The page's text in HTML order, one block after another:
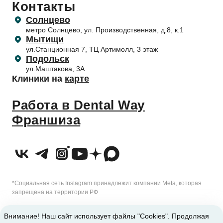
Внимание! Наш сайт использует файлы "Cookies". Продолжая
Лечение десен (пародонтология)
Профилактика и профессиональная гигиена
Отбеливание зубов
Гигиена зубов детям и профилактика
Прайс-лист
Правила поведения пациентов
Приём несовершеннолетних пациентов
Налоговый вычет
Обработка персональных данных
Согласие на обработку персональных данных
Согласие на обработку с помощью метрических программ
Контакты
Солнцево
метро Солнцево, ул. Производственная, д.8, к.1
Мытищи
ул.Станционная 7, ТЦ Артимолл, 3 этаж
Подольск
ул.Маштакова, 3А
Клиники на карте
Работа в Dental Way
Франшиза
*Социальная сеть Instagram принадлежит компании Meta, которая
запрещена на территории РФ